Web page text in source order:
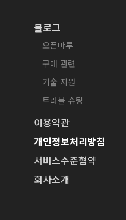
블로그
오픈마루
구매 관련
기술 지원
트러블 슈팅
이용약관
개인정보처리방침
서비스수준협약
회사소개